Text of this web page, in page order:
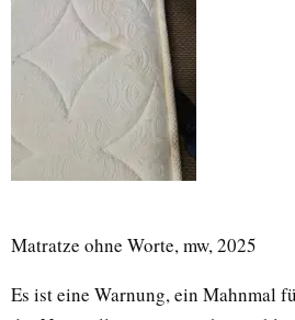
Matratze ohne Worte, mw, 2025
Es ist eine Warnung, ein Mahnmal